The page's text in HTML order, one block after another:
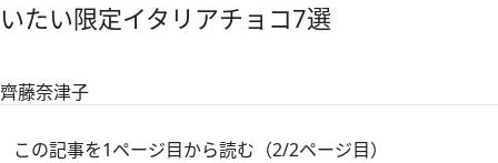
いたい限定イタリアチョコ7選
齊藤奈津子
この記事を1ページ目から読む（2/2ページ目）